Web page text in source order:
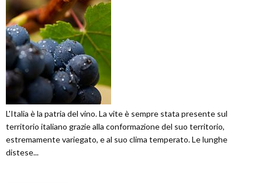
L'Italia è la patria del vino. La vite è sempre stata presente sul
territorio italiano grazie alla conformazione del suo territorio,
estremamente variegato, e al suo clima temperato. Le lunghe
distese...